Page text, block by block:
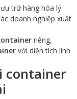
trữ hàng hóa lý
doanh nghiệp xuất
riêng,
với diện tích linh
container